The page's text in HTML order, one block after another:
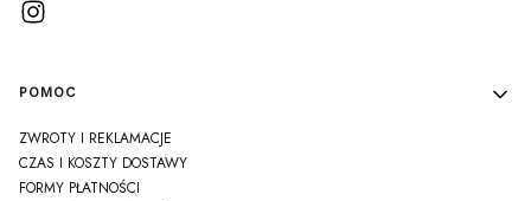
Linki w stopce
POMOC
ZWROTY I REKLAMACJE
CZAS I KOSZTY DOSTAWY
FORMY PŁATNOŚCI